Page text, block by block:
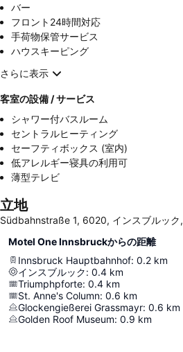
バー
フロント24時間対応
手荷物保管サービス
ハウスキーピング
さらに表示
客室の設備 / サービス
シャワー付バスルーム
セントラルヒーティング
セーフティボックス (室内)
低アレルギー寝具の利用可
薄型テレビ
立地
Südbahnstraße 1, 6020, インスブルック
Motel One Innsbruckからの距離
Innsbruck Hauptbahnhof: 0.2 km
インスブルック: 0.4 km
Triumphpforte: 0.4 km
St. Anne's Column: 0.6 km
Glockengießerei Grassmayr: 0.6 km
Golden Roof Museum: 0.9 km